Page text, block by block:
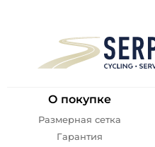
О покупке
Размерная сетка
Гарантия